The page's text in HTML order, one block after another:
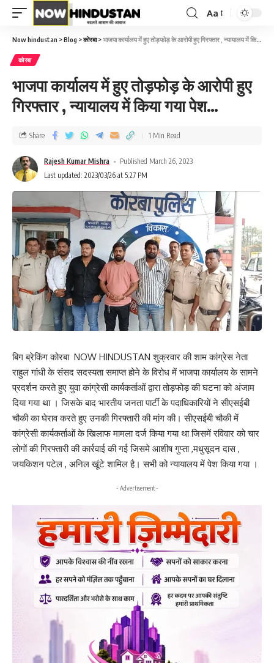
Aa
Now hindustan >Blog >कोरबा>भाजपा कार्यालय में हुए तोड़फोड़ के आरोपी हुए गिरफ्तार , न्यायालय में किया गया पेश…
कोरबा
भाजपा कार्यालय में हुए तोड़फोड़ के आरोपी हुए
गिरफ्तार , न्यायालय में किया गया पेश…
Last updated: 2023/03/26 at 5:27 PM
Rajesh Kumar Mishra Published March 26, 2023
Share 1 Min Read
बिग ब्रेकिंग कोरबा NOW HINDUSTAN शुक्रवार की शाम कांग्रेस नेता
राहुल गांधी के संसद सदस्यता समाप्त होने के विरोध में भाजपा कार्यालय के सामने
प्रदर्शन करते हुए युवा कांग्रेसी कार्यकर्ताओं द्वारा तोड़फोड़ की घटना को अंजाम
दिया गया था । जिसके बाद भारतीय जनता पार्टी के पदाधिकारियों ने सीएसईबी
चौकी का घेराव करते हुए उनकी गिरफ्तारी की मांग की। सीएसईबी चौकी में
कांग्रेसी कार्यकर्ताओं के खिलाफ मामला दर्ज किया गया था जिसमें रविवार को चार
लोगों की गिरफ्तारी की कार्रवाई की गई जिसमे आशीष गुप्ता ,मधुसूदन दास ,
जयकिशन पटेल , अनिल खूंटे शामिल है। सभी को न्यायालय में पेश किया गया ।
- Advertisement -